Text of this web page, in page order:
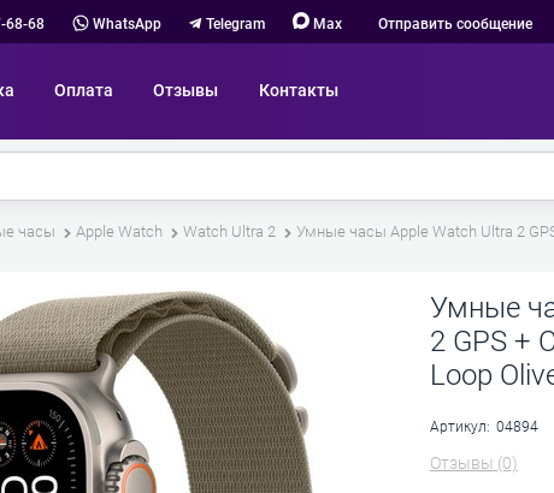
68-68 WhatsApp Telegram Max Отправить сообщение
Оплата Отзывы Контакты
часы Apple Watch Watch Ultra 2 Умные часы Apple Watch Ultra 2
Умные
2 GPS +
Loop
Артикул: 04894
Отзывы (0)